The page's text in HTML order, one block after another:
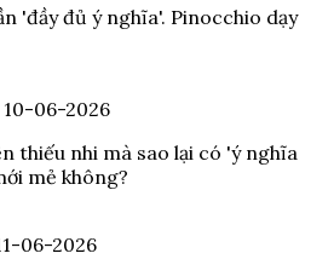
'đầy đủ ý nghĩa'. Pinocchio dạy
10-06-2026
thiếu nhi mà sao lại có 'ý nghĩa
mẻ không?
06-2026